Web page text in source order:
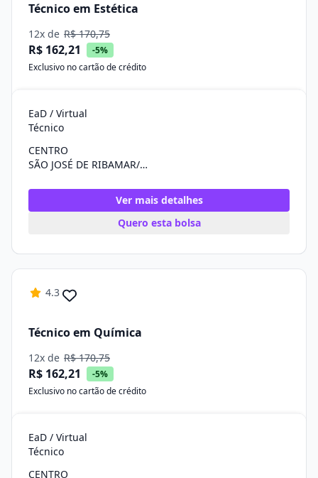
Técnico em Estética
12x de R$ 170,75
R$ 162,21
-5%
Exclusivo no cartão de crédito
EaD / Virtual
Técnico
CENTRO
SÃO JOSÉ DE RIBAMAR/MA
Ver mais detalhes
Quero esta bolsa
4.3
Técnico em Química
12x de R$ 170,75
R$ 162,21
-5%
Exclusivo no cartão de crédito
EaD / Virtual
Técnico
CENTRO